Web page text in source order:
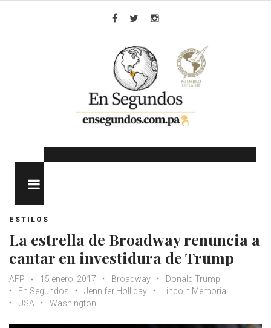
ESTILOS
La estrella de Broadway renuncia a
cantar en investidura de Trump
AFP 15 enero, 2017 Broadway
Donald Trump
En Segundos
Jennifer Holliday
Lincoln Memorial
USA
Washington